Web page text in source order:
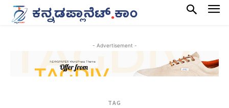
- Advertisement -
TAG